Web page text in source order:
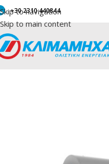
Skip to navigation
Skip to main content
+30 2310 440844